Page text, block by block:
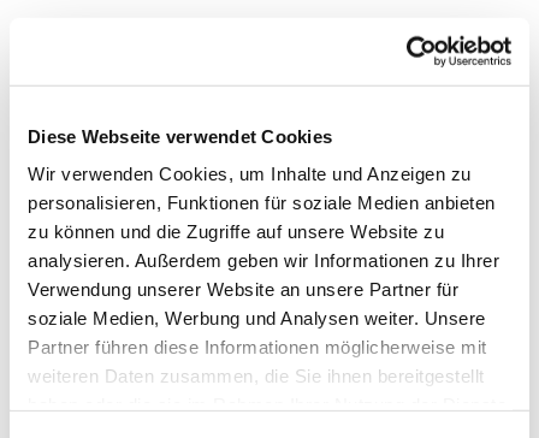
Diese Webseite verwendet Cookies
Wir verwenden Cookies, um Inhalte und Anzeigen zu
personalisieren, Funktionen für soziale Medien anbieten
zu können und die Zugriffe auf unsere Website zu
analysieren. Außerdem geben wir Informationen zu Ihrer
Verwendung unserer Website an unsere Partner für
soziale Medien, Werbung und Analysen weiter. Unsere
Partner führen diese Informationen möglicherweise mit
weiteren Daten zusammen, die Sie ihnen bereitgestellt
Dies könnte Sie auch
interessieren